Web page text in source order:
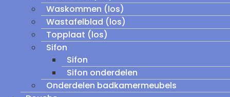
Waskommen (los)
Wastafelblad (los)
Topplaat (los)
Sifon
Sifon
Sifon onderdelen
Onderdelen badkamermeubels